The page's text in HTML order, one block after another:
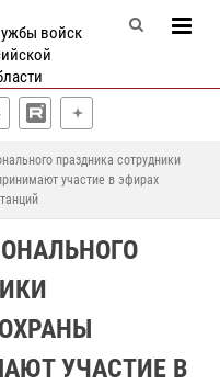
войск
праздника сотрудники
участие в эфирах
УЧАСТИЕ В